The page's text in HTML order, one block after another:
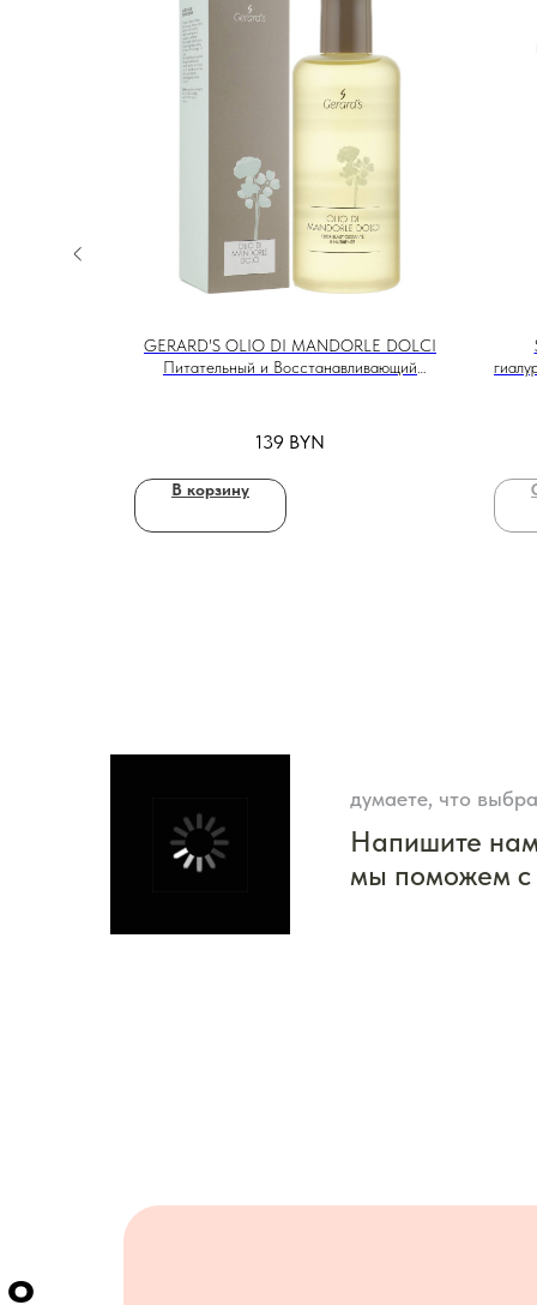
GERARD'S OLIO DI MANDORLE DOLCI
Питательный и Восстанавливающий
139 BYN
В корзину
думаете, что
Напишите
мы поможем